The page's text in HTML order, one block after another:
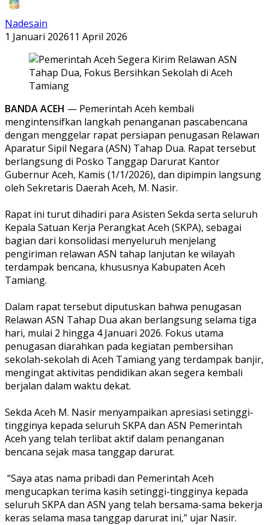
Nadesain
1 Januari 202611 April 2026
BANDA ACEH — Pemerintah Aceh kembali
mengintensifkan langkah penanganan pascabencana
dengan menggelar rapat persiapan penugasan Relawan
Aparatur Sipil Negara (ASN) Tahap Dua. Rapat tersebut
berlangsung di Posko Tanggap Darurat Kantor
Gubernur Aceh, Kamis (1/1/2026), dan dipimpin langsung
oleh Sekretaris Daerah Aceh, M. Nasir.
‎Rapat ini turut dihadiri para Asisten Sekda serta seluruh
Kepala Satuan Kerja Perangkat Aceh (SKPA), sebagai
bagian dari konsolidasi menyeluruh menjelang
pengiriman relawan ASN tahap lanjutan ke wilayah
terdampak bencana, khususnya Kabupaten Aceh
Tamiang.
‎Dalam rapat tersebut diputuskan bahwa penugasan
Relawan ASN Tahap Dua akan berlangsung selama tiga
hari, mulai 2 hingga 4 Januari 2026. Fokus utama
penugasan diarahkan pada kegiatan pembersihan
sekolah-sekolah di Aceh Tamiang yang terdampak banjir,
mengingat aktivitas pendidikan akan segera kembali
berjalan dalam waktu dekat.
‎Sekda Aceh M. Nasir menyampaikan apresiasi setinggi-
tingginya kepada seluruh SKPA dan ASN Pemerintah
Aceh yang telah terlibat aktif dalam penanganan
bencana sejak masa tanggap darurat.
‎ “Saya atas nama pribadi dan Pemerintah Aceh
mengucapkan terima kasih setinggi-tingginya kepada
seluruh SKPA dan ASN yang telah bersama-sama bekerja
keras selama masa tanggap darurat ini,” ujar Nasir.